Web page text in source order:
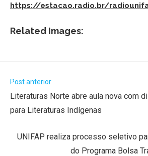
https://estacao.radio.br/
Related Images:
Post anterior
Literaturas Norte abre aula nova com
para Literaturas Indígenas
UNIFAP realiza processo seletivo
do Programa Bolsa